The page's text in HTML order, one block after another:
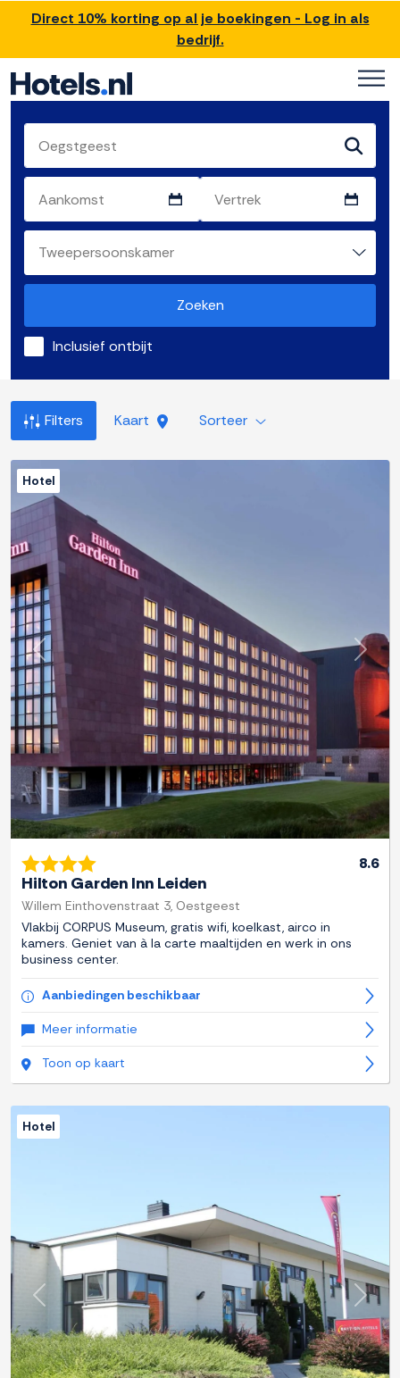
Direct 10% korting op al je boekingen - Log in als
bedrijf.
Zoeken
Inclusief ontbijt
Filters Kaart Sorteer
Previous Next
Hotel
8.6
Hilton Garden Inn Leiden
Willem Einthovenstraat 3, Oestgeest
Vlakbij CORPUS Museum, gratis wifi, koelkast, airco in
kamers. Geniet van à la carte maaltijden en werk in ons
business center.
Aanbiedingen beschikbaar
Meer informatie
Toon op kaart
Previous Next
Hotel